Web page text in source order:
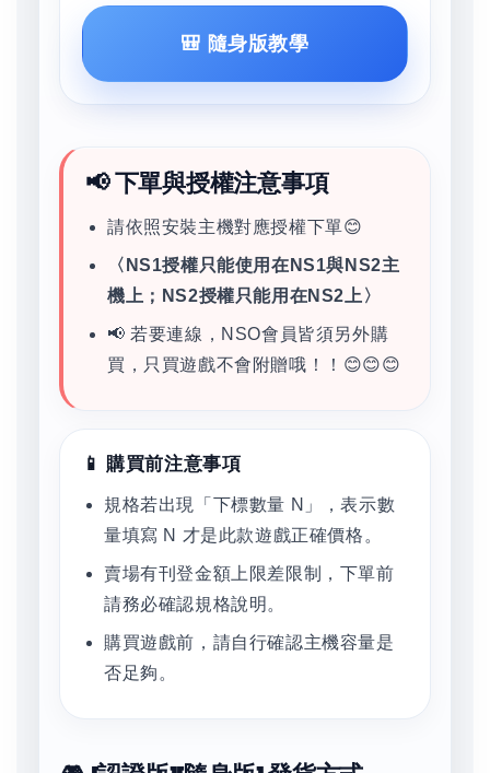
🎒 隨身版教學
📢 下單與授權注意事項
請依照安裝主機對應授權下單😊
〈NS1授權只能使用在NS1與NS2主
機上；NS2授權只能用在NS2上〉
📢 若要連線，NSO會員皆須另外購
買，只買遊戲不會附贈哦！！😊😊😊
📱 購買前注意事項
規格若出現「下標數量 N」，表示數
量填寫 N 才是此款遊戲正確價格。
賣場有刊登金額上限差限制，下單前
請務必確認規格說明。
購買遊戲前，請自行確認主機容量是
否足夠。